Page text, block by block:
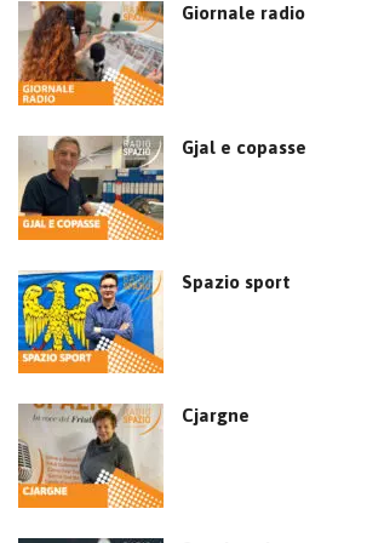
Giornale radio
Gjal e copasse
Spazio sport
Cjargne